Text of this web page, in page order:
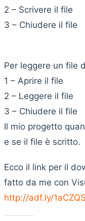
2 – Scrivere il file
3 – Chiudere il file
Per leggere un file
1 – Aprire il file
2 – Leggere il file
3 – Chiudere il file
Il mio progetto
e se il file è scritto.
Ecco il link per il
fatto da me con
http://adf.ly/1aCZQS